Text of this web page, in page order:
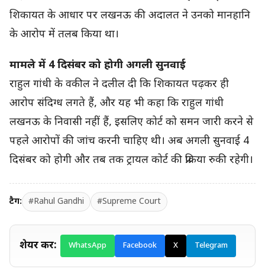
शिकायत के आधार पर लखनऊ की अदालत ने उनको मानहानि
के आरोप में तलब किया था।
मामले में 4 दिसंबर को होगी अगली सुनवाई
राहुल गांधी के वकील ने दलील दी कि शिकायत पढ़कर ही
आरोप संदिग्ध लगते हैं, और यह भी कहा कि राहुल गांधी
लखनऊ के निवासी नहीं हैं, इसलिए कोर्ट को समन जारी करने से
पहले आरोपों की जांच करनी चाहिए थी। अब अगली सुनवाई 4
दिसंबर को होगी और तब तक ट्रायल कोर्ट की प्रक्रिया रुकी रहेगी।
टैग: #Rahul Gandhi #Supreme Court
शेयर करें: WhatsApp Facebook X Telegram